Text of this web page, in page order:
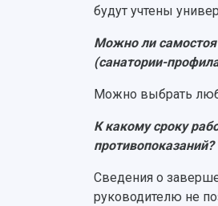
будут учтены
Можно ли
(санатории-
Можно выбрать
К какому сроку
противопоказаний?
Сведения о
руководителю не